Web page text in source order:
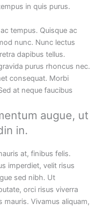
in quis purus.
tempus. Quisque ac
nunc. Nunc lectus
dapibus tellus.
purus rhoncus nec.
consequat. Morbi
at neque faucibus
augue, ut
in.
at, finibus felis.
imperdiet, velit risus
sed nibh. Ut
orci risus viverra
mauris. Vivamus aliquam,